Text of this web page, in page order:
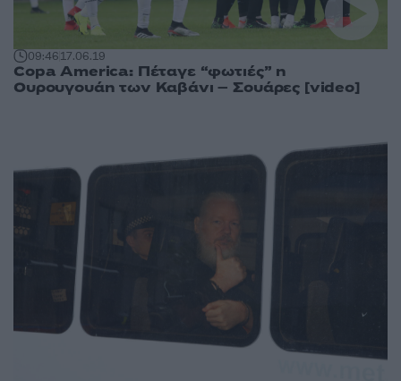
09:4617.06.19
Copa America: Πέταγε “φωτιές” η
Ουρουγουάη των Καβάνι – Σουάρες [video]